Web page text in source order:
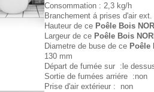
Consommation : 2,3 kg/h
Branchement á prises d'air
Hauteur de ce Poêle Bois
Largeur de ce Poêle Bois
Diametre de buse de ce Poêle
130 mm
Départ de fumée sur :le
Sortie de fumées arriére :non
Prise d'air extérieur : non